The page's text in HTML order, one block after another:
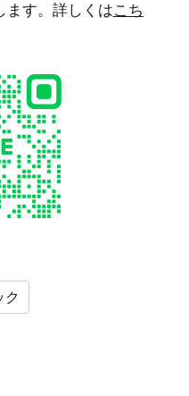
ます。詳しくはこち
ク